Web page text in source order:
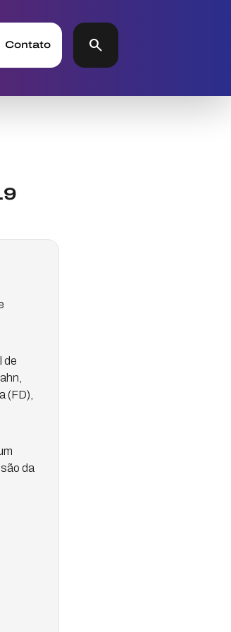
Contato search
de
(FD),
da